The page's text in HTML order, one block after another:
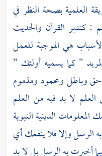
العلمية بصحة النظر في
: كتدبر القرآن والحديث
هي الموجبة للعمل
" كما يسميه أولئك "
وباطل ومحمود ومذموم
لا بد فيه من العلم
الدينية النبوية
الرسل وإلا فلا ينفعك أي
أخبرت به الرسل بل لا بد